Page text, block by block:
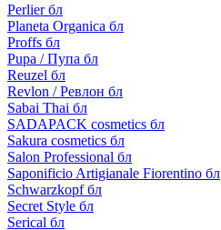
Perlier бл
Planeta Organica бл
Proffs бл
Pupa / Пупа бл
Reuzel бл
Revlon / Ревлон бл
Sabai Thai бл
SADAPACK cosmetics бл
Sakura cosmetics бл
Salon Professional бл
Saponificio Artigianale Fiorentino бл
Schwarzkopf бл
Secret Style бл
Serical бл